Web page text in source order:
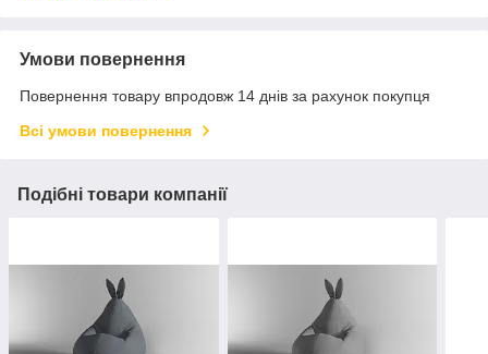
Умови повернення
Повернення товару впродовж 14 днів за рахунок покупця
Всі умови повернення
Подібні товари компанії